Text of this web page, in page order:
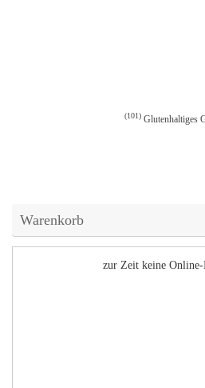
101 Glutenhaltiges
Warenkorb
zur Zeit keine Online-